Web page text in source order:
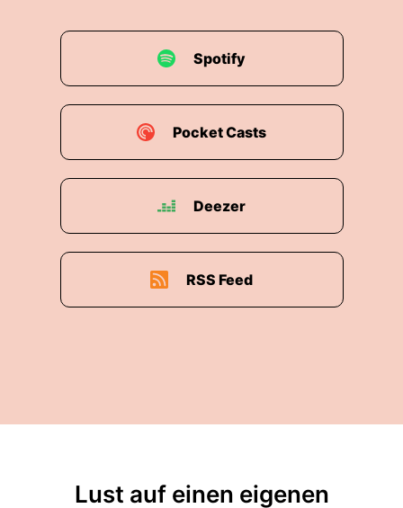
Spotify
Pocket Casts
Deezer
RSS Feed
Lust auf einen eigenen